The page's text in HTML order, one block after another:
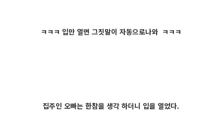
ㅋㅋㅋ 입만 열면 그짓말이 자동으로나와 ㅋㅋㅋ
집주인 오빠는 한참을 생각 하더니 입을 열었다.